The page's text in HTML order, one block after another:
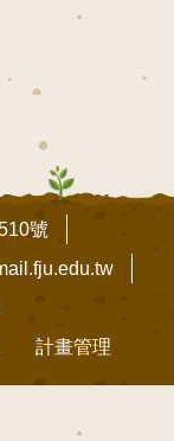
號
計畫管理